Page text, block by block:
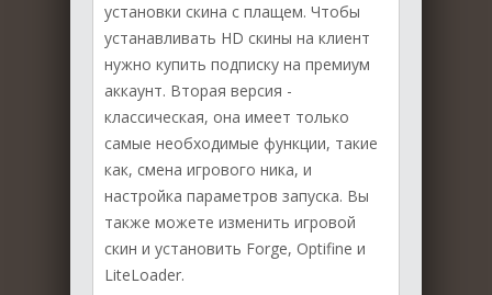
установки скина с плащем. Чтобы
устанавливать HD скины на клиент
нужно купить подписку на премиум
аккаунт. Вторая версия -
классическая, она имеет только
самые необходимые функции, такие
как, смена игрового ника, и
настройка параметров запуска. Вы
также можете изменить игровой
скин и установить Forge, Optifine и
LiteLoader.